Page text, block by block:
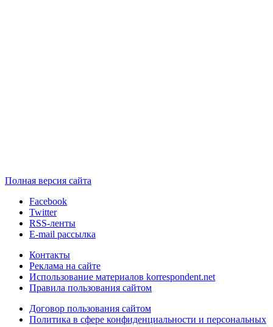
Полная версия сайта
Facebook
Twitter
RSS-ленты
E-mail рассылка
Контакты
Реклама на сайте
Использование материалов korrespondent.net
Правила пользования сайтом
Договор пользования сайтом
Политика в сфере конфиденциальности и персональных